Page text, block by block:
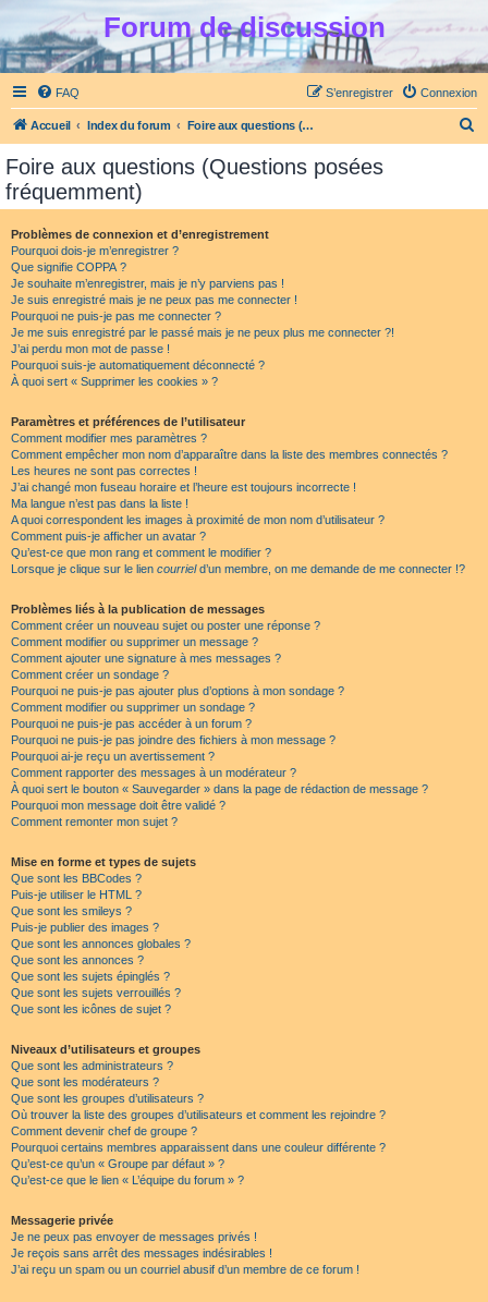
Forum de discussion
FAQ Connexion
S’enregistrer
Accueil Index du forum Foire aux questions (Questions posées fréquemment)
Foire aux questions (Questions posées
fréquemment)
Problèmes de connexion et d’enregistrement
Pourquoi dois-je m’enregistrer ?
Que signifie COPPA ?
Je souhaite m’enregistrer, mais je n’y parviens pas !
Je suis enregistré mais je ne peux pas me connecter !
Pourquoi ne puis-je pas me connecter ?
Je me suis enregistré par le passé mais je ne peux plus me connecter ?!
J’ai perdu mon mot de passe !
Pourquoi suis-je automatiquement déconnecté ?
À quoi sert « Supprimer les cookies » ?
Paramètres et préférences de l’utilisateur
Comment modifier mes paramètres ?
Comment empêcher mon nom d’apparaître dans la liste des membres connectés ?
Les heures ne sont pas correctes !
J’ai changé mon fuseau horaire et l’heure est toujours incorrecte !
Ma langue n’est pas dans la liste !
A quoi correspondent les images à proximité de mon nom d’utilisateur ?
Comment puis-je afficher un avatar ?
Qu’est-ce que mon rang et comment le modifier ?
Lorsque je clique sur le lien courrield’un membre, on me demande de me connecter !?
Problèmes liés à la publication de messages
Comment créer un nouveau sujet ou poster une réponse ?
Comment modifier ou supprimer un message ?
Comment ajouter une signature à mes messages ?
Comment créer un sondage ?
Pourquoi ne puis-je pas ajouter plus d’options à mon sondage ?
Comment modifier ou supprimer un sondage ?
Pourquoi ne puis-je pas accéder à un forum ?
Pourquoi ne puis-je pas joindre des fichiers à mon message ?
Pourquoi ai-je reçu un avertissement ?
Comment rapporter des messages à un modérateur ?
À quoi sert le bouton « Sauvegarder » dans la page de rédaction de message ?
Pourquoi mon message doit être validé ?
Comment remonter mon sujet ?
Mise en forme et types de sujets
Que sont les BBCodes ?
Puis-je utiliser le HTML ?
Que sont les smileys ?
Puis-je publier des images ?
Que sont les annonces globales ?
Que sont les annonces ?
Que sont les sujets épinglés ?
Que sont les sujets verrouillés ?
Que sont les icônes de sujet ?
Niveaux d’utilisateurs et groupes
Que sont les administrateurs ?
Que sont les modérateurs ?
Que sont les groupes d’utilisateurs ?
Où trouver la liste des groupes d’utilisateurs et comment les rejoindre ?
Comment devenir chef de groupe ?
Pourquoi certains membres apparaissent dans une couleur différente ?
Qu’est-ce qu’un « Groupe par défaut » ?
Qu’est-ce que le lien « L’équipe du forum » ?
Messagerie privée
Je ne peux pas envoyer de messages privés !
Je reçois sans arrêt des messages indésirables !
J’ai reçu un spam ou un courriel abusif d’un membre de ce forum !